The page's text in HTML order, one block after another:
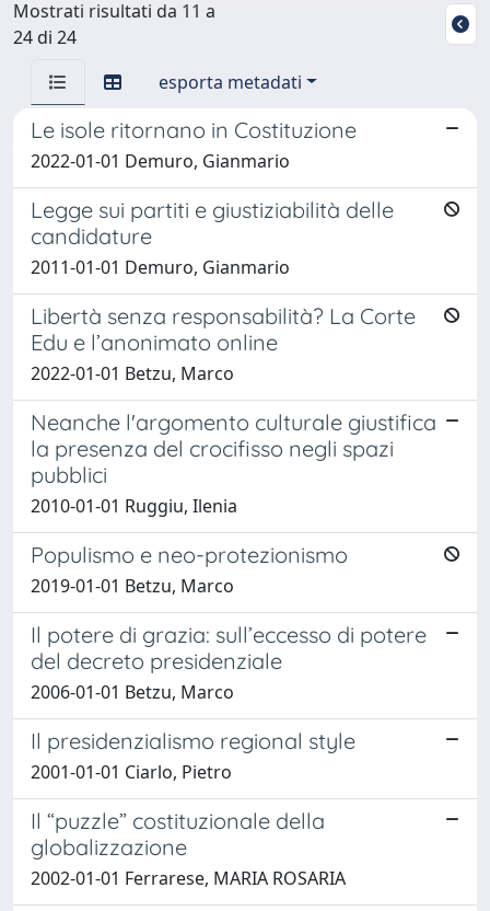
Mostrati risultati da 11 a
24 di 24
esporta metadati
Le isole ritornano in Costituzione
2022-01-01 Demuro, Gianmario
Legge sui partiti e giustiziabilità delle
candidature
2011-01-01 Demuro, Gianmario
Libertà senza responsabilità? La Corte
Edu e l’anonimato online
2022-01-01 Betzu, Marco
Neanche l'argomento culturale giustifica
la presenza del crocifisso negli spazi
pubblici
2010-01-01 Ruggiu, Ilenia
Populismo e neo-protezionismo
2019-01-01 Betzu, Marco
Il potere di grazia: sull’eccesso di potere
del decreto presidenziale
2006-01-01 Betzu, Marco
Il presidenzialismo regional style
2001-01-01 Ciarlo, Pietro
Il “puzzle” costituzionale della
globalizzazione
2002-01-01 Ferrarese, MARIA ROSARIA